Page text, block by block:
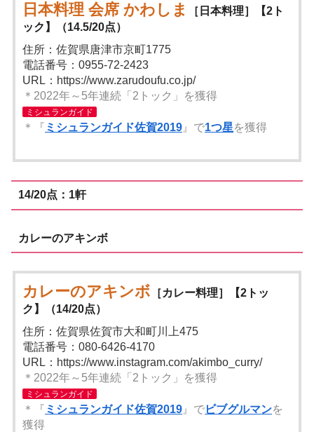
日本料理 会席 かわしま
［日本料理］【2ト
ック】（14.5/20点）
住所：佐賀県唐津市京町1775
電話番号：0955-72-2423
URL：https://www.zarudoufu.co.jp/
＊2022年～5年連続「2トック」を獲得
ミシュランガイド
＊『 ミシュランガイド佐賀2019』で1つ星を獲得
14/20点：1軒
カレーのアキンボ
カレーのアキンボ ［カレー料理］【2トッ
ク】（14/20点）
住所：佐賀県佐賀市大和町川上475
電話番号：080-6426-4170
URL：https://www.instagram.com/akimbo_curry/
＊2022年～5年連続「2トック」を獲得
ミシュランガイド
＊『 ミシュランガイド佐賀2019 』でビブグルマンを
獲得